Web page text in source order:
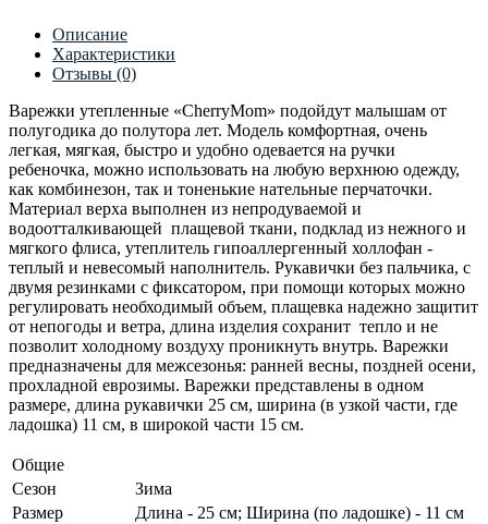
Описание
Характеристики
Отзывы (0)
Варежки утепленные «CherryMom» подойдут малышам от
полугодика до полутора лет. Модель комфортная, очень
легкая, мягкая, быстро и удобно одевается на ручки
ребеночка, можно использовать на любую верхнюю одежду,
как комбинезон, так и тоненькие нательные перчаточки.
Материал верха выполнен из непродуваемой и
водоотталкивающей плащевой ткани, подклад из нежного и
мягкого флиса, утеплитель гипоаллергенный холлофан -
теплый и невесомый наполнитель. Рукавички без пальчика, с
двумя резинками с фиксатором, при помощи которых можно
регулировать необходимый объем, плащевка надежно защитит
от непогоды и ветра, длина изделия сохранит тепло и не
позволит холодному воздуху проникнуть внутрь. Варежки
предназначены для межсезонья: ранней весны, поздней осени,
прохладной еврозимы. Варежки представлены в одном
размере, длина рукавички 25 см, ширина (в узкой части, где
ладошка) 11 см, в широкой части 15 см.
Общие
Сезон
Зима
Размер
Длина - 25 см; Ширина (по ладошке) - 11 см